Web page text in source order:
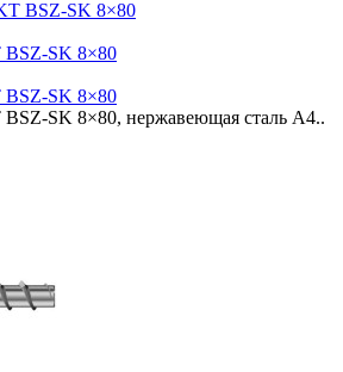
BSZ-SK 8×80
BSZ-SK 8×80
SK 8×80, нержавеющая сталь A4..